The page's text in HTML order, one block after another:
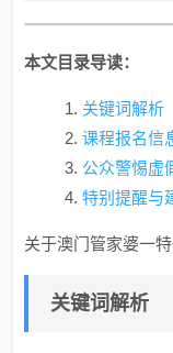
本文目录导读：
关键词解析
课程报名信
公众警惕虚
特别提醒与
关于澳门管家婆一
关键词解析